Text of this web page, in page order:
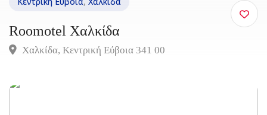
Roomotel Χαλκίδα
Χαλκίδα, Κεντρική Εύβοια 341 00